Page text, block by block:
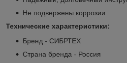
Не подвержены коррозии.
Технические характеристики:
Бренд - СИБРТЕХ
Страна бренда - Россия